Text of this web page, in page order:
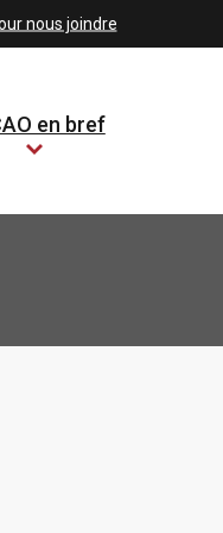
nous joindre
en bref